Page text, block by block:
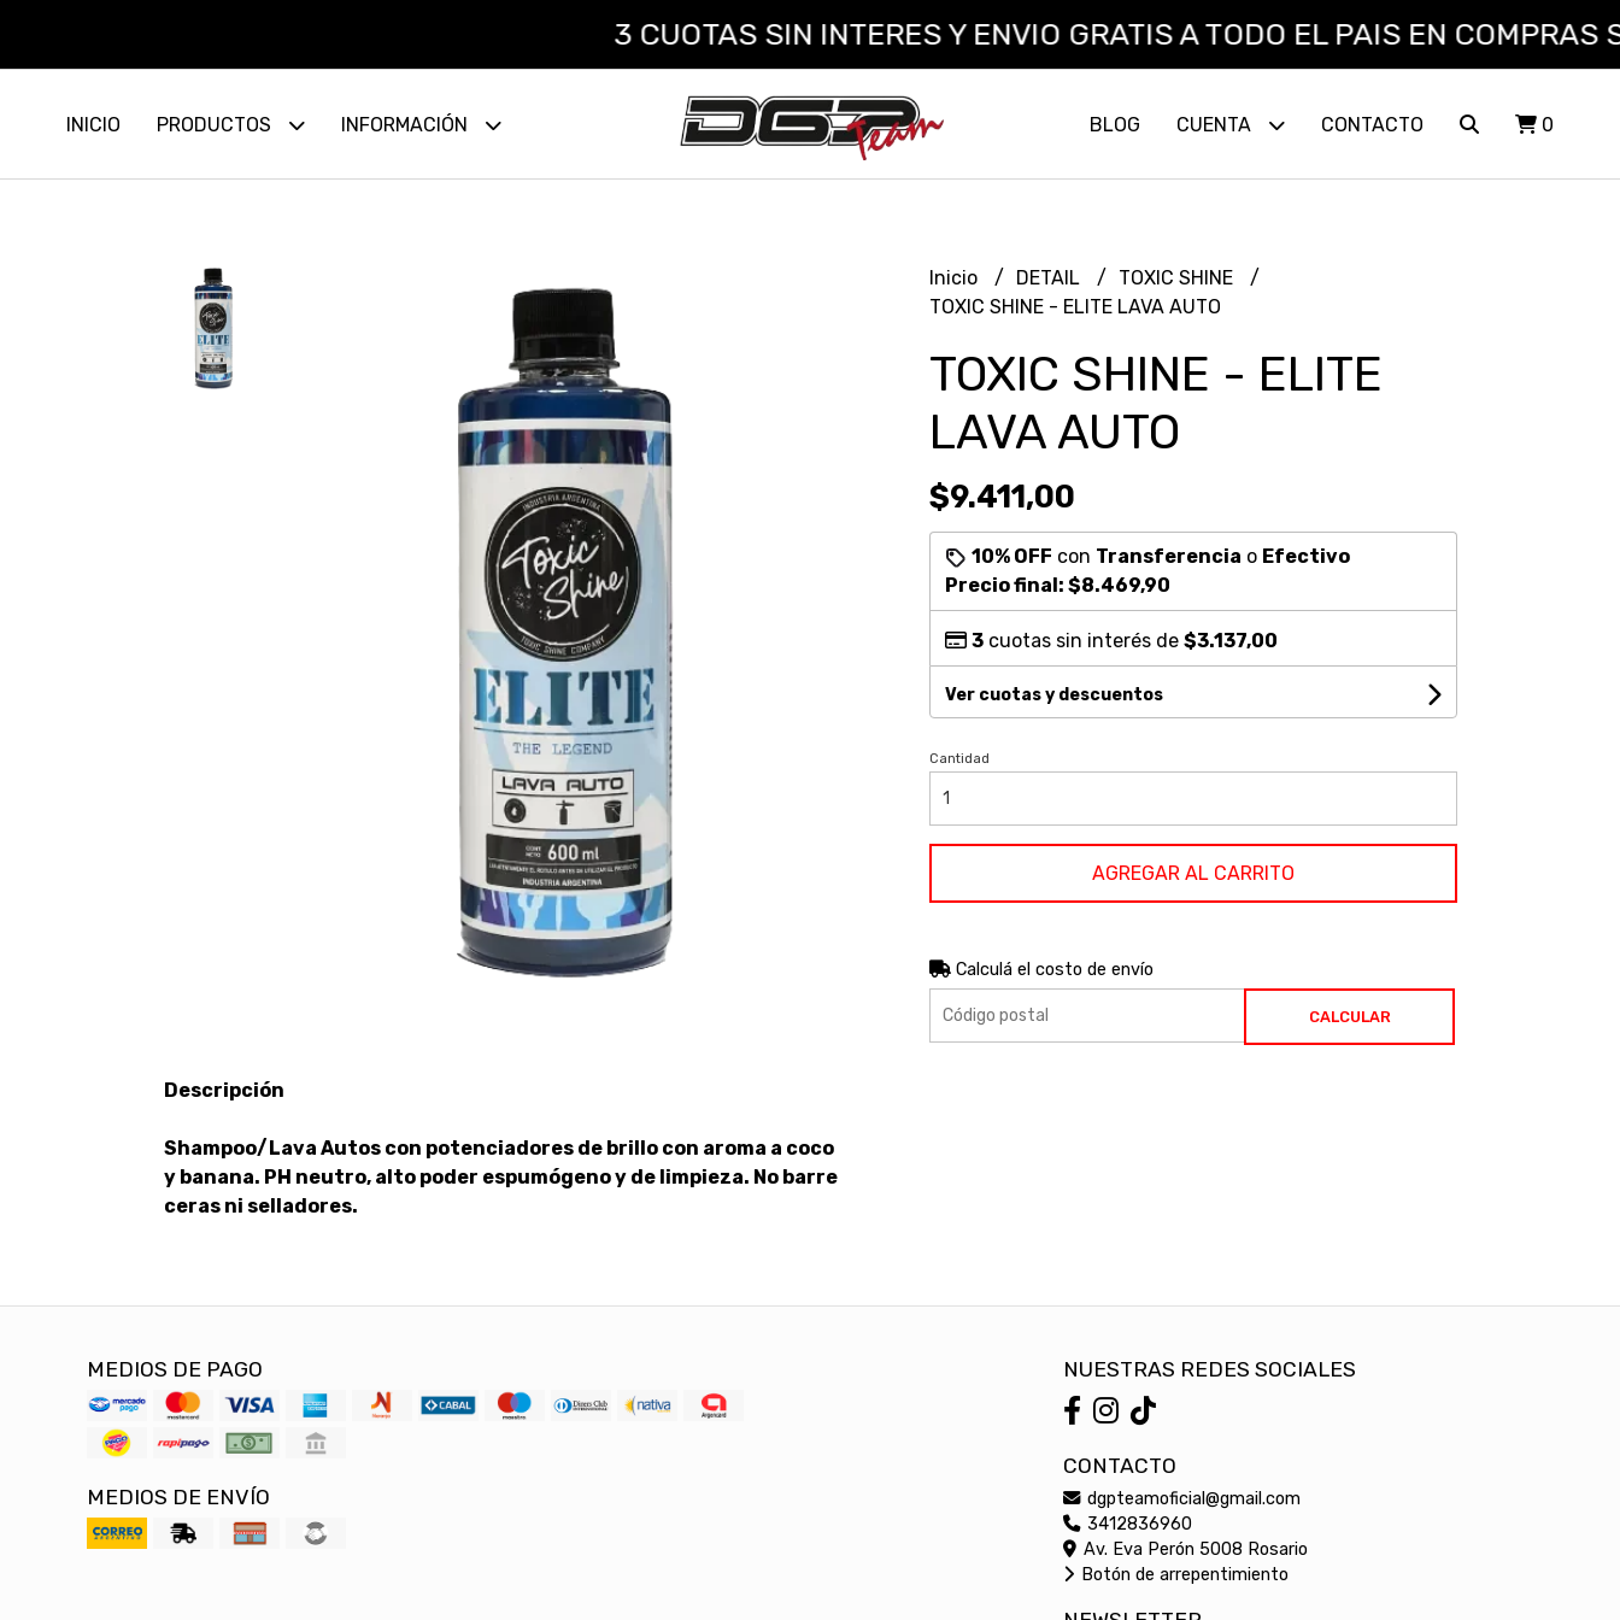
3 CUOTAS SIN INTERES Y ENVIO GRATIS A TODO EL PAIS EN COMPRAS
INICIO PRODUCTOS INFORMACIÓN BLOG CUENTA CONTACTO 0
Descripción
Shampoo/Lava Autos con potenciadores de brillo con aroma a coco
y banana. PH neutro, alto poder espumógeno y de limpieza. No barre
ceras ni selladores.
Inicio DETAIL
TOXIC SHINE
TOXIC SHINE - ELITE LAVA AUTO
TOXIC SHINE - ELITE
LAVA AUTO
$9.411,00
10% OFF con Transferencia o Efectivo
Precio final: $8.469,90
3cuotas sin interés de $3.137,00
Ver cuotas y descuentos
Cantidad
AGREGAR AL CARRITO
Calculá el costo de envío
CALCULAR
MEDIOS DE PAGO
MEDIOS DE ENVÍO
NUESTRAS REDES SOCIALES
CONTACTO
dgpteamoficial@gmail.com
3412836960
Av. Eva Perón 5008 Rosario
Botón de arrepentimiento